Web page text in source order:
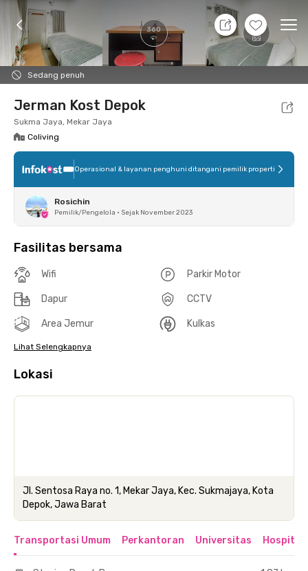
360 +12
Sedang penuh
7 Agt 26 - Belum tahu
Foto Fasilitas bersama Lokasi Kamar
Jerman Kost Depok
Sukma Jaya, Mekar Jaya
Coliving
Operasional & layanan penghuni ditangani pemilik properti
Rosichin
Pemilik/Pengelola • Sejak November 2023
Fasilitas bersama
Wifi Parkir Motor
Dapur CCTV
Area Jemur Kulkas
Lihat Selengkapnya
Lokasi
Jl. Sentosa Raya no. 1, Mekar Jaya, Kec. Sukmajaya, Kota
Depok, Jawa Barat
Transportasi Umum Perkantoran Universitas Hospital